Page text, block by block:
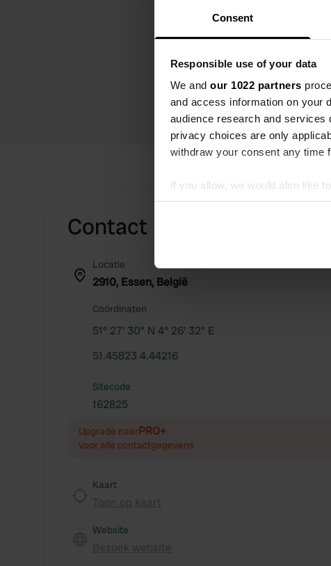
Consent
Responsible use of your data
We and our 1022 partners
and access information on your
audience research and services
privacy choices are only
withdraw your consent any time
If you allow, we would also like
Collect information about
Find out more about how your
We use cookies to personalise
information about your use of
other information that you’ve
Contact
Locatie
2910, Essen, België
Coördinaten
51° 27' 30" N 4° 26' 32" E
51.45823 4.44216
Sitecode
162825
Upgrade naarPRO+
voor alle contactgegevens
Kaart
Website